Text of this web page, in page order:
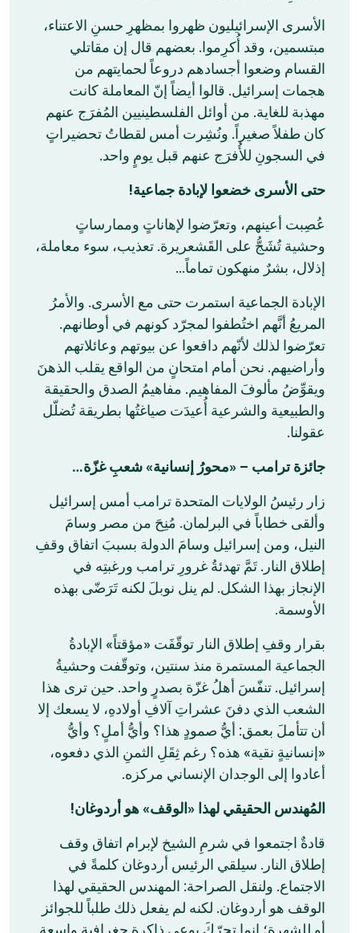
الأسرى الإسرائيليون ظهروا بمظهرِ حسنِ الاعتناء،
مبتسمين، وقد أُكرِموا. بعضهم قال إن مقاتلي
القسام وضعوا أجسادهم دروعاً لحمايتهم من
هجمات إسرائيل. قالوا أيضاً إنّ المعاملة كانت
مهذبة للغاية. من أوائل الفلسطينيين المُفرَج عنهم
كان طفلاً صغيراً. ونُشِرت أمس لقطاتُ تحضيراتٍ
في السجونِ للأُفرَج عنهم قبل يومٍ واحد.
حتى الأسرى خضعوا لإبادة جماعية!
عُصِبت أعينهم، وتعرّضوا لإهاناتٍ وممارساتٍ
وحشية تُشَجُّ على القَشعريرة. تعذيب، سوء معاملة،
إذلال، بشرٌ منهكون تماماً…
الإبادة الجماعية استمرت حتى مع الأسرى. والأمرُ
المريعُ أنَّهم اختُطفوا لمجرّد كونهم في أوطانهم.
تعرّضوا لذلك لأنّهم دافعوا عن بيوتهم وعائلاتهم
وأراضيهم. نحن أمام امتحانٍ من الواقع يقلب الذهنَ
ويقوِّضُ مألوفَ المفاهيم. مفاهيمُ الصدق والحقيقة
والطبيعية والشرعية أُعيدَت صياغتُها بطريقة تُضلّل
عقولنا.
جائزة ترامب – «محورُ إنسانية» شعبِ غزّة…
زار رئيسُ الولايات المتحدة ترامب أمس إسرائيل
وألقى خطاباً في البرلمان. مُنِحَ من مصر وسامَ
النيل، ومن إسرائيل وسامَ الدولة بسببَ اتفاق وقفِ
إطلاق النار. تَمَّ تهدئةُ غرورِ ترامب ورغبتِه في
الإنجاز بهذا الشكل. لم ينل نوبلَ لكنه تَرَضّى بهذه
الأوسمة.
بقرار وقفِ إطلاق النار توقّفَت «مؤقتاً» الإبادةُ
الجماعية المستمرة منذ سنتين، وتوقّفت وحشيةُ
إسرائيل. تنفّسَ أهلُ غزّة بصدرٍ واحد. حين ترى هذا
الشعب الذي دفنَ عشراتِ آلافِ أولادهِ، لا يسعك إلا
أن تتأملَ بعمق: أيُّ صمودٍ هذا؟ وأيُّ أملٍ؟ وأيُّ
«إنسانيةٍ نقية» هذه؟ رغم ثِقَلِ الثمنِ الذي دفعوه،
أعادوا إلى الوجدان الإنساني مركزه.
المُهندس الحقيقي لهذا «الوقف» هو أردوغان!
قادةٌ اجتمعوا في شرمِ الشيخ لإبرام اتفاق وقف
إطلاق النار. سيلقي الرئيس أردوغان كلمةً في
الاجتماع. ولنقل الصراحة: المهندس الحقيقي لهذا
الوقف هو أردوغان. لكنه لم يفعل ذلك طلباً للجوائز
أو للشهرة؛ إنما تحرّكَ بوعي ذاكرةٍ جغرافيةٍ واسعة